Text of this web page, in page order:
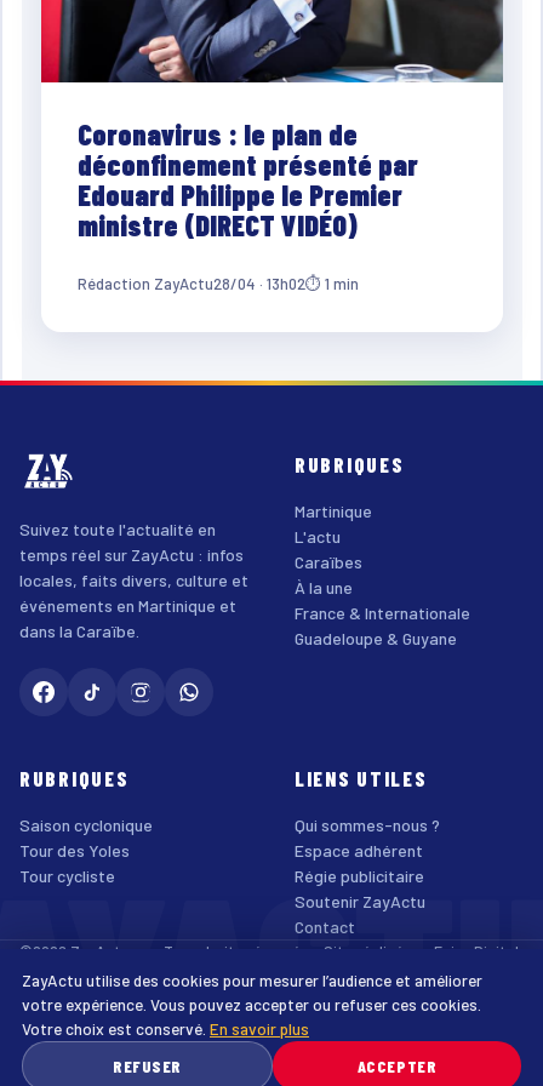
Coronavirus : le plan de
déconfinement présenté par
Edouard Philippe le Premier
ministre (DIRECT VIDÉO)
Rédaction ZayActu28/04 · 13h02⏱ 1 min
Suivez toute l'actualité en
temps réel sur ZayActu : infos
locales, faits divers, culture et
événements en Martinique et
dans la Caraïbe.
RUBRIQUES
Martinique
L'actu
Caraïbes
À la une
France & Internationale
Guadeloupe & Guyane
RUBRIQUES
Saison cyclonique
Tour des Yoles
Tour cycliste
LIENS UTILES
Qui sommes-nous ?
Espace adhérent
Régie publicitaire
Soutenir ZayActu
Contact
©2026 ZayActu.org. Tous droits réservés. · Site réalisé par Enjoy Digital
Agency
Mentions légales
Confidentialité Cookies Accessibilité
ZayActu utilise des cookies pour mesurer l’audience et améliorer
votre expérience. Vous pouvez accepter ou refuser ces cookies.
Votre choix est conservé. En savoir plus
REFUSER
ACCEPTER